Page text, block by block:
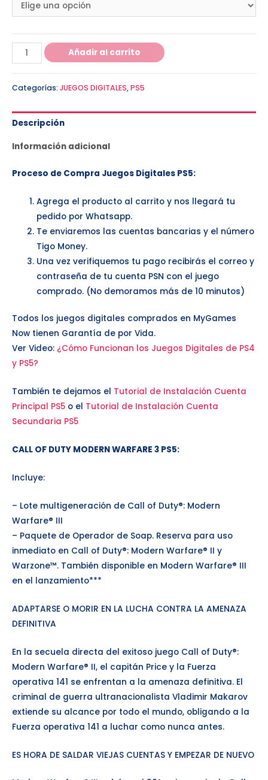
Añadir al carrito
Categorías: JUEGOS DIGITALES,PS5
Descripción
Información adicional
Proceso de Compra Juegos Digitales PS5:
Agrega el producto al carrito y nos llegará tu
pedido por Whatsapp.
Te enviaremos las cuentas bancarias y el número
Tigo Money.
Una vez verifiquemos tu pago recibirás el correo y
contraseña de tu cuenta PSN con el juego
comprado. (No demoramos más de 10 minutos)
Todos los juegos digitales comprados en MyGames
Now tienen Garantía de por Vida.
Ver Video: ¿Cómo Funcionan los Juegos Digitales de PS4
y PS5?
También te dejamos el Tutorial de Instalación Cuenta
Principal PS5 o el Tutorial de Instalación Cuenta
Secundaria PS5
CALL OF DUTY MODERN WARFARE 3 PS5:
Incluye:
– Lote multigeneración de Call of Duty®: Modern
Warfare® III
– Paquete de Operador de Soap. Reserva para uso
inmediato en Call of Duty®: Modern Warfare® II y
Warzone™. También disponible en Modern Warfare® III
en el lanzamiento***
ADAPTARSE O MORIR EN LA LUCHA CONTRA LA AMENAZA
DEFINITIVA
En la secuela directa del exitoso juego Call of Duty®:
Modern Warfare® II, el capitán Price y la Fuerza
operativa 141 se enfrentan a la amenaza definitiva. El
criminal de guerra ultranacionalista Vladimir Makarov
extiende su alcance por todo el mundo, obligando a la
Fuerza operativa 141 a luchar como nunca antes.
ES HORA DE SALDAR VIEJAS CUENTAS Y EMPEZAR DE NUEVO